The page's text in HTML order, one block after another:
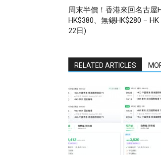
周末半價！香港來回名古屋
HK$380、無錫HK$280 –
22日)
RELATED ARTICLES